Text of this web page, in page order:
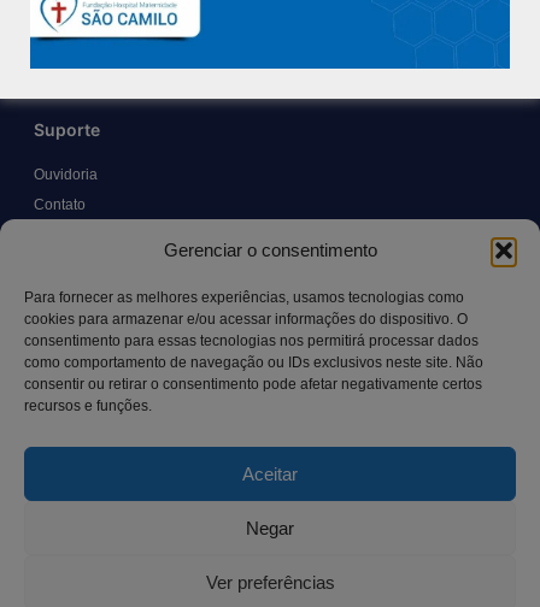
Gerenciar o consentimento
Para fornecer as melhores experiências, usamos tecnologias como
cookies para armazenar e/ou acessar informações do dispositivo. O
consentimento para essas tecnologias nos permitirá processar dados
como comportamento de navegação ou IDs exclusivos neste site. Não
consentir ou retirar o consentimento pode afetar negativamente certos
recursos e funções.
Aceitar
Negar
Ver preferências
Trabalhe Conosco
Blog
Suporte
Ouvidoria
Contato
Canal LGPD e Segurança da Informação
Contato